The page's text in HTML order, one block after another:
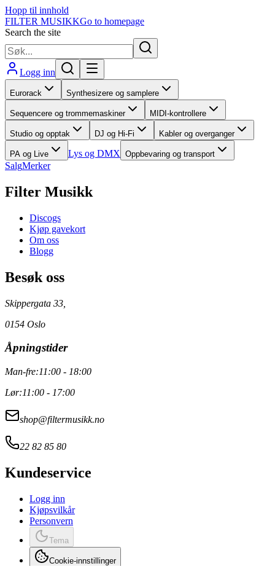
Hopp til innhold
FILTER MUSIKKGo to homepage
Search the site
Logg inn
Eurorack Synthesizere og samplere
Sequencere og trommemaskiner MIDI-kontrollere
Studio og opptak DJ og Hi-Fi Kabler og overganger
PA og Live Lys og DMX Oppbevaring og transport
SalgMerker
Filter Musikk
Discogs
Kjøp gavekort
Om oss
Blogg
Besøk oss
Skippergata 33,
0154 Oslo
Åpningstider
Man-fre:11:00 - 18:00
Lør:11:00 - 17:00
shop@filtermusikk.no
22 82 85 80
Kundeservice
Logg inn
Kjøpsvilkår
Personvern
Tema
Cookie-innstillinger